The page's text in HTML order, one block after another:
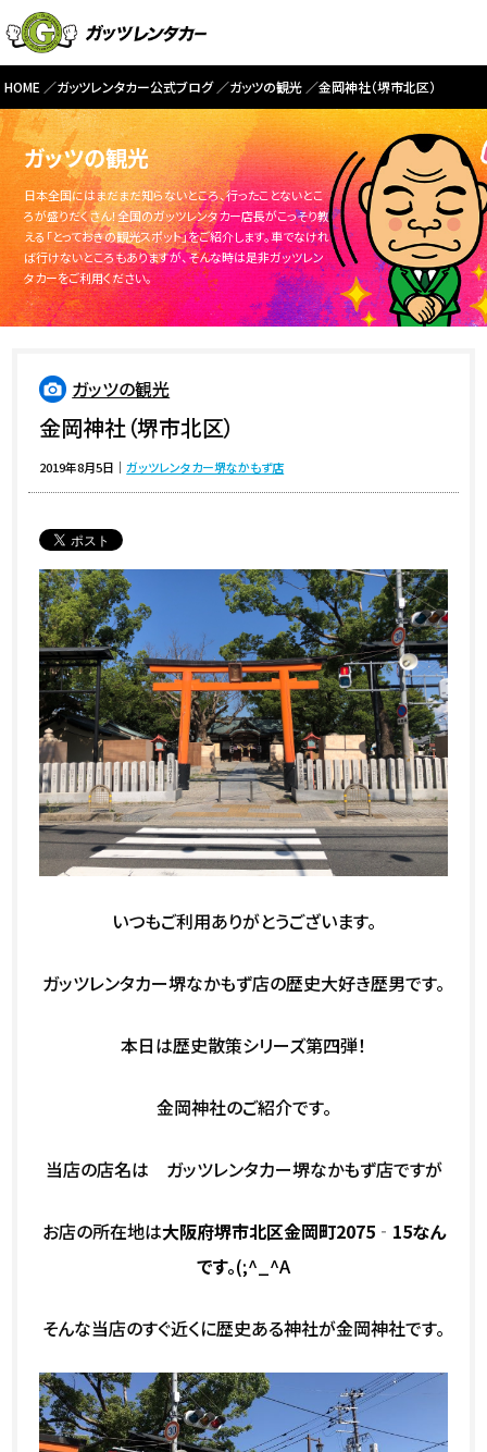
HOME ガッツレンタカー公式ブログ ガッツの観光 金岡神社（堺市北区）
ガッツの観光
日本全国にはまだまだ知らないところ、行ったことないとこ
ろが盛りだくさん！全国のガッツレンタカー店長がこっそり教
える「とっておきの観光スポット」をご紹介します。車でなけれ
ば行けないところもありますが、そんな時は是非ガッツレン
タカーをご利用ください。
ガッツの観光
金岡神社（堺市北区）
2019年8月5日 ｜ガッツレンタカー堺なかもず店
いつもご利用ありがとうございます。
ガッツレンタカー堺なかもず店の歴史大好き歴男です。
本日は歴史散策シリーズ第四弾！
金岡神社のご紹介です。
当店の店名は ガッツレンタカー堺なかもず店ですが
お店の所在地は大阪府堺市北区金岡町2075‐15なん
です。(;^_^A
そんな当店のすぐ近くに歴史ある神社が金岡神社です。